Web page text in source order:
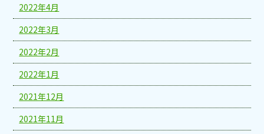
2022年4月
2022年3月
2022年2月
2022年1月
2021年12月
2021年11月